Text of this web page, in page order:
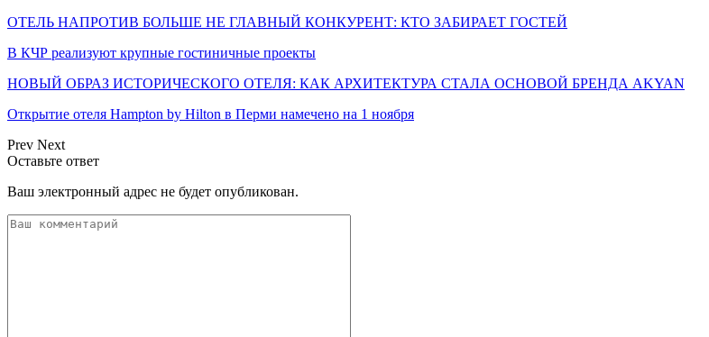
ОТЕЛЬ НАПРОТИВ БОЛЬШЕ НЕ ГЛАВНЫЙ КОНКУРЕНТ: КТО ЗАБИРАЕТ ГОСТЕЙ
В КЧР реализуют крупные гостиничные проекты
НОВЫЙ ОБРАЗ ИСТОРИЧЕСКОГО ОТЕЛЯ: КАК АРХИТЕКТУРА СТАЛА ОСНОВОЙ БРЕНДА AKYAN
Открытие отеля Hampton by Hilton в Перми намечено на 1 ноября
Prev Next
Оставьте ответ
Ваш электронный адрес не будет опубликован.